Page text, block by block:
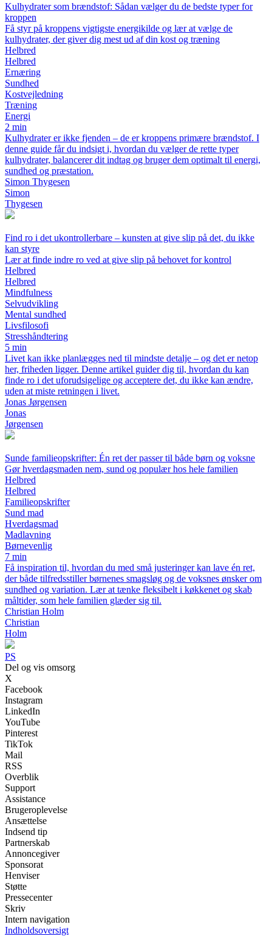
Kulhydrater som brændstof: Sådan vælger du de bedste typer for
kroppen
Få styr på kroppens vigtigste energikilde og lær at vælge de
kulhydrater, der giver dig mest ud af din kost og træning
Helbred
Helbred
Ernæring
Sundhed
Kostvejledning
Træning
Energi
2 min
Kulhydrater er ikke fjenden – de er kroppens primære brændstof. I
denne guide får du indsigt i, hvordan du vælger de rette typer
kulhydrater, balancerer dit indtag og bruger dem optimalt til energi,
sundhed og præstation.
Simon Thygesen
Simon
Thygesen
Find ro i det ukontrollerbare – kunsten at give slip på det, du ikke
kan styre
Lær at finde indre ro ved at give slip på behovet for kontrol
Helbred
Helbred
Mindfulness
Selvudvikling
Mental sundhed
Livsfilosofi
Stresshåndtering
5 min
Livet kan ikke planlægges ned til mindste detalje – og det er netop
her, friheden ligger. Denne artikel guider dig til, hvordan du kan
finde ro i det uforudsigelige og acceptere det, du ikke kan ændre,
uden at miste retningen i livet.
Jonas Jørgensen
Jonas
Jørgensen
Sunde familieopskrifter: Én ret der passer til både børn og voksne
Gør hverdagsmaden nem, sund og populær hos hele familien
Helbred
Helbred
Familieopskrifter
Sund mad
Hverdagsmad
Madlavning
Børnevenlig
7 min
Få inspiration til, hvordan du med små justeringer kan lave én ret,
der både tilfredsstiller børnenes smagsløg og de voksnes ønsker om
sundhed og variation. Lær at tænke fleksibelt i køkkenet og skab
måltider, som hele familien glæder sig til.
Christian Holm
Christian
Holm
PS
Del og vis omsorg
X
Facebook
Instagram
LinkedIn
YouTube
Pinterest
TikTok
Mail
RSS
Overblik
Support
Assistance
Brugeroplevelse
Ansættelse
Indsend tip
Partnerskab
Annoncegiver
Sponsorat
Henviser
Støtte
Pressecenter
Skriv
Intern navigation
Indholdsoversigt